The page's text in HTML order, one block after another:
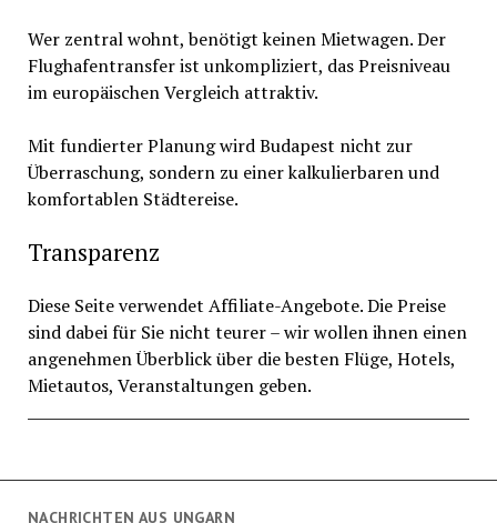
NACHRICHTEN AUS UNGARN
Wer zentral wohnt, benötigt keinen Mietwagen. Der
Flughafentransfer ist unkompliziert, das Preisniveau
im europäischen Vergleich attraktiv.
Mit fundierter Planung wird Budapest nicht zur
Überraschung, sondern zu einer kalkulierbaren und
komfortablen Städtereise.
Transparenz
Diese Seite verwendet Affiliate-Angebote. Die Preise
sind dabei für Sie nicht teurer – wir wollen ihnen einen
angenehmen Überblick über die besten Flüge, Hotels,
Mietautos, Veranstaltungen geben.